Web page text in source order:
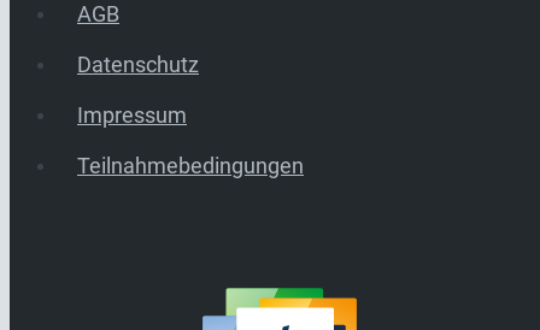
AGB
Datenschutz
Impressum
Teilnahmebedingungen